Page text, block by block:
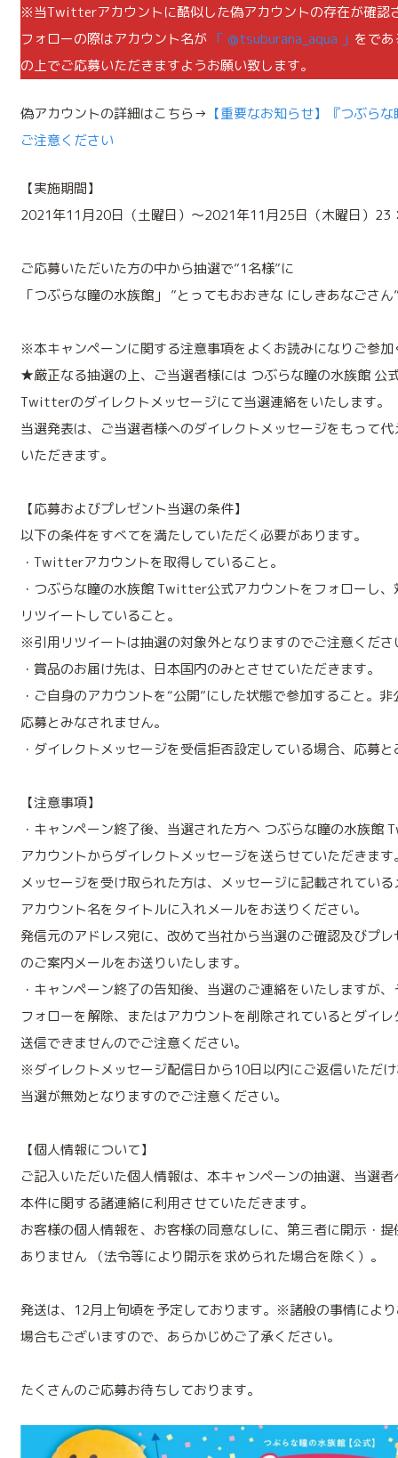
※当Twitterアカウントに酷似した偽アカウントの存在が確認
フォローの際はアカウント名が
「 @tsuburana_aqua 」 をで
の上でご応募いただきますようお願い致します。
偽アカウントの詳細はこちら→ 【重要なお知らせ】『つぶら
ご注意ください
【実施期間】
2021年11月20日（土曜日）～2021年11月25日（木曜日）23
ご応募いただいた方の中から抽選で”1名様”に
「つぶらな瞳の水族館」 ”とってもおおきな にしきあなごさ
※本キャンペーンに関する注意事項をよくお読みになりご参加
★厳正なる抽選の上、ご当選者様には つぶらな瞳の水族館 公
Twitterのダイレクトメッセージにて当選連絡をいたします。
当選発表は、ご当選者様へのダイレクトメッセージをもって代
いただきます。
【応募およびプレゼント当選の条件】
以下の条件をすべてを満たしていただく必要があります。
・Twitterアカウントを取得していること。
・つぶらな瞳の水族館 Twitter公式アカウントをフォローし、
リツイートしていること。
※引用リツイートは抽選の対象外となりますのでご注意くださ
・賞品のお届け先は、日本国内のみとさせていただきます。
・ご自身のアカウントを“公開”にした状態で参加すること。
応募とみなされません。
・ダイレクトメッセージを受信拒否設定している場合、応募
【注意事項】
・キャンペーン終了後、当選された方へ つぶらな瞳の水族館
アカウントからダイレクトメッセージを送らせていただきます
メッセージを受け取られた方は、メッセージに記載されてい
アカウント名をタイトルに入れメールをお送りください。
発信元のアドレス宛に、改めて当社から当選のご確認及びプ
のご案内メールをお送りいたします。
・キャンペーン終了の告知後、当選のご連絡をいたしますが
フォローを解除、またはアカウントを削除されているとダイ
送信できませんのでご注意ください。
※ダイレクトメッセージ配信日から10日以内にご返信いただ
当選が無効となりますのでご注意ください。
【個人情報について】
ご記入いただいた個人情報は、本キャンペーンの抽選、当選
本件に関する諸連絡に利用させていただきます。
お客様の個人情報を、お客様の同意なしに、第三者に開示・
ありません （法令等により開示を求められた場合を除く）。
発送は、12月上旬頃を予定しております。※諸般の事情によ
場合もございますので、あらかじめご了承ください。
たくさんのご応募お待ちしております。